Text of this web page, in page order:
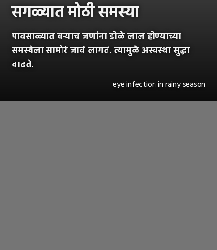
सगळ्यात मोठी समस्या
पावसाळ्यात बऱ्याच जणांना डोळे लाल होण्याच्या
समस्येला सामोरं जावं लागतं. त्यामुळे अस्वस्था सुद्धा
वाढते.
eye infection in rainy season